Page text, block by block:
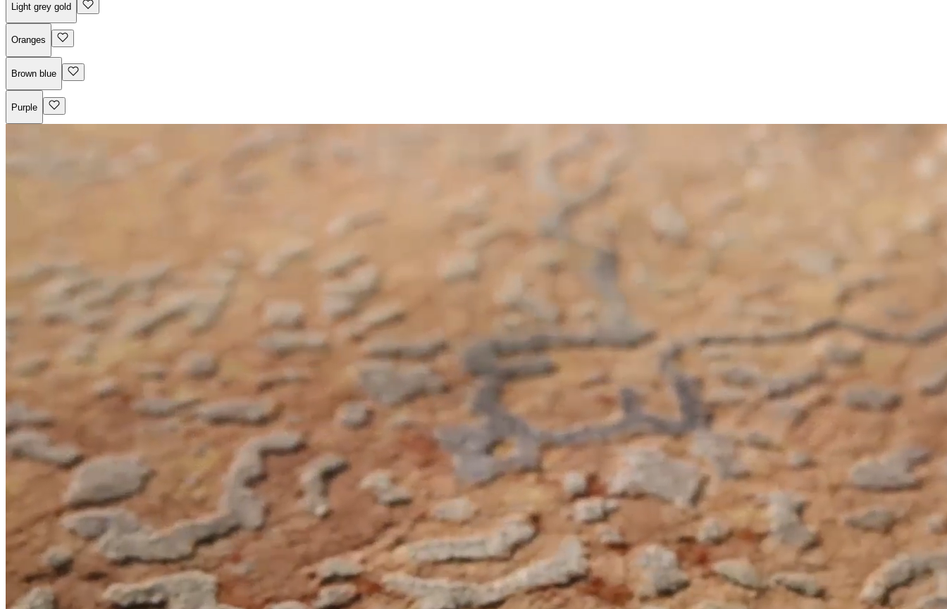
Light grey gold
Oranges
Brown blue
Purple